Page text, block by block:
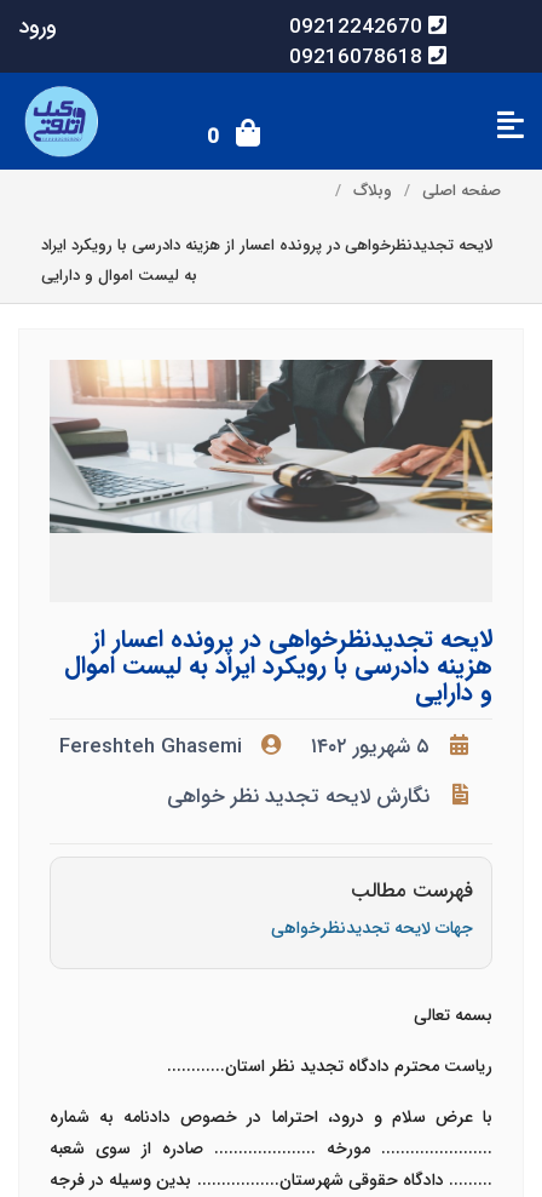
09212242670
09216078618
ورود
0
صفحه اصلی وبلاگ
لایحه تجدیدنظرخواهی در پرونده اعسار از هزینه دادرسی با رویکرد ایراد
به لیست اموال و دارایی
لایحه تجدیدنظرخواهی در پرونده اعسار از
هزینه دادرسی با رویکرد ایراد به لیست اموال
و دارایی
۵ شهریور ۱۴۰۲
Fereshteh Ghasemi
نگارش لایحه تجدید نظر خواهی
فهرست مطالب
جهات لایحه تجدیدنظرخواهی
بسمه تعالی
ریاست محترم دادگاه تجدید نظر استان............
با عرض سلام و درود، احتراما در خصوص دادنامه به شماره
....................... مورخه ..................... صادره از سوی شعبه
......... دادگاه حقوقی شهرستان................. بدین وسیله در فرجه